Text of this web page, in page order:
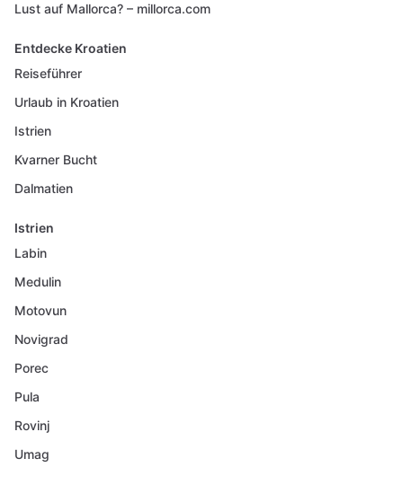
Lust auf Mallorca? – millorca.com
Entdecke Kroatien
Reiseführer
Urlaub in Kroatien
Istrien
Kvarner Bucht
Dalmatien
Istrien
Labin
Medulin
Motovun
Novigrad
Porec
Pula
Rovinj
Umag